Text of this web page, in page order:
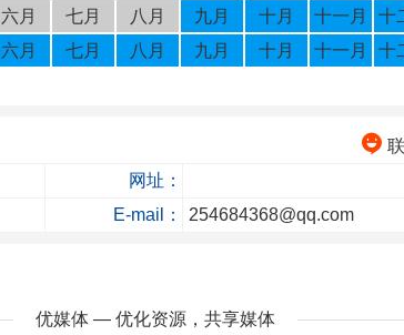
六月 七月 八月 九月 十月 十一月
十
六月 七月 八月 九月 十月 十一月
十
网址：
E-mail： 254684368@qq.com
优媒体 — 优化资源，共享媒体